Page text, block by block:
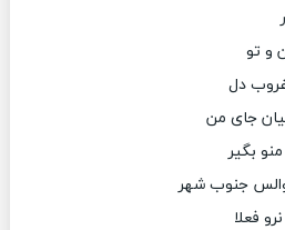
و تو
دل
جای من
بگیر
جنوب شهر
فعلا